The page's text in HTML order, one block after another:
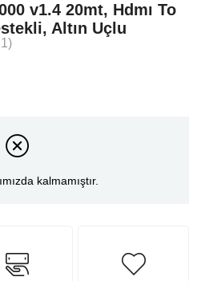
v1.4 20mt, Hdmı To
Altın Uçlu
kalmamıştır.